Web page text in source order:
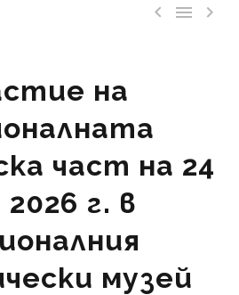
  
на
част на 24
г. в
музей